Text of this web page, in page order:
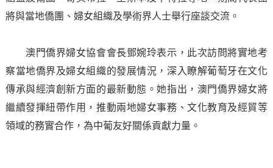
將與當地僑團、婦女組織及學術界人士舉行座談交流。
澳門僑界婦女協會會長鄧婉玲表示，此次訪問將實地考
察當地僑界及婦女組織的發展情況，深入瞭解葡萄牙在文化
傳承與經濟創新方面的最新動態。她指出，澳門僑界婦女將
繼續發揮紐帶作用，推動兩地婦女事務、文化教育及經貿等
領域的務實合作，為中葡友好關係貢獻力量。